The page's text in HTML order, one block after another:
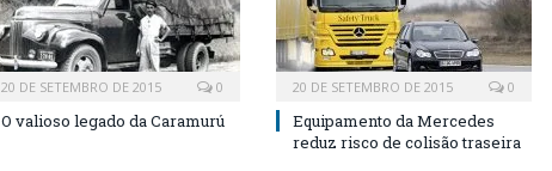
20 DE SETEMBRO DE 2015 0
O valioso legado da Caramurú
20 DE SETEMBRO DE 2015 0
Equipamento da Mercedes
reduz risco de colisão traseira